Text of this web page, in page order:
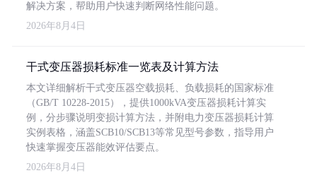
解决方案，帮助用户快速判断网络性能问题。
2026年8月4日
干式变压器损耗标准一览表及计算方法
本文详细解析干式变压器空载损耗、负载损耗的国家标准
（GB/T 10228-2015），提供1000kVA变压器损耗计算实
例，分步骤说明变损计算方法，并附电力变压器损耗计算
实例表格，涵盖SCB10/SCB13等常见型号参数，指导用户
快速掌握变压器能效评估要点。
2026年8月4日